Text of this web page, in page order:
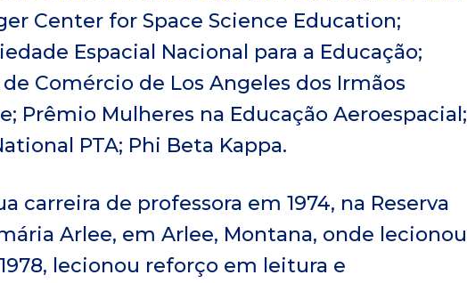
Center for Space Science Education;
Espacial Nacional para a Educação;
Comércio de Los Angeles dos Irmãos
Prêmio Mulheres na Educação Aeroespacial;
PTA; Phi Beta Kappa.
carreira de professora em 1974, na Reserva
Arlee, em Arlee, Montana, onde lecionou
lecionou reforço em leitura e